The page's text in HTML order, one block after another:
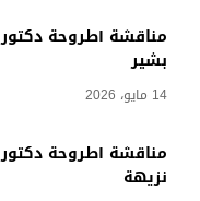
مناقشة أطروحة
بشير
14 مايو، 2026
مناقشة أطروحة
نزيهة